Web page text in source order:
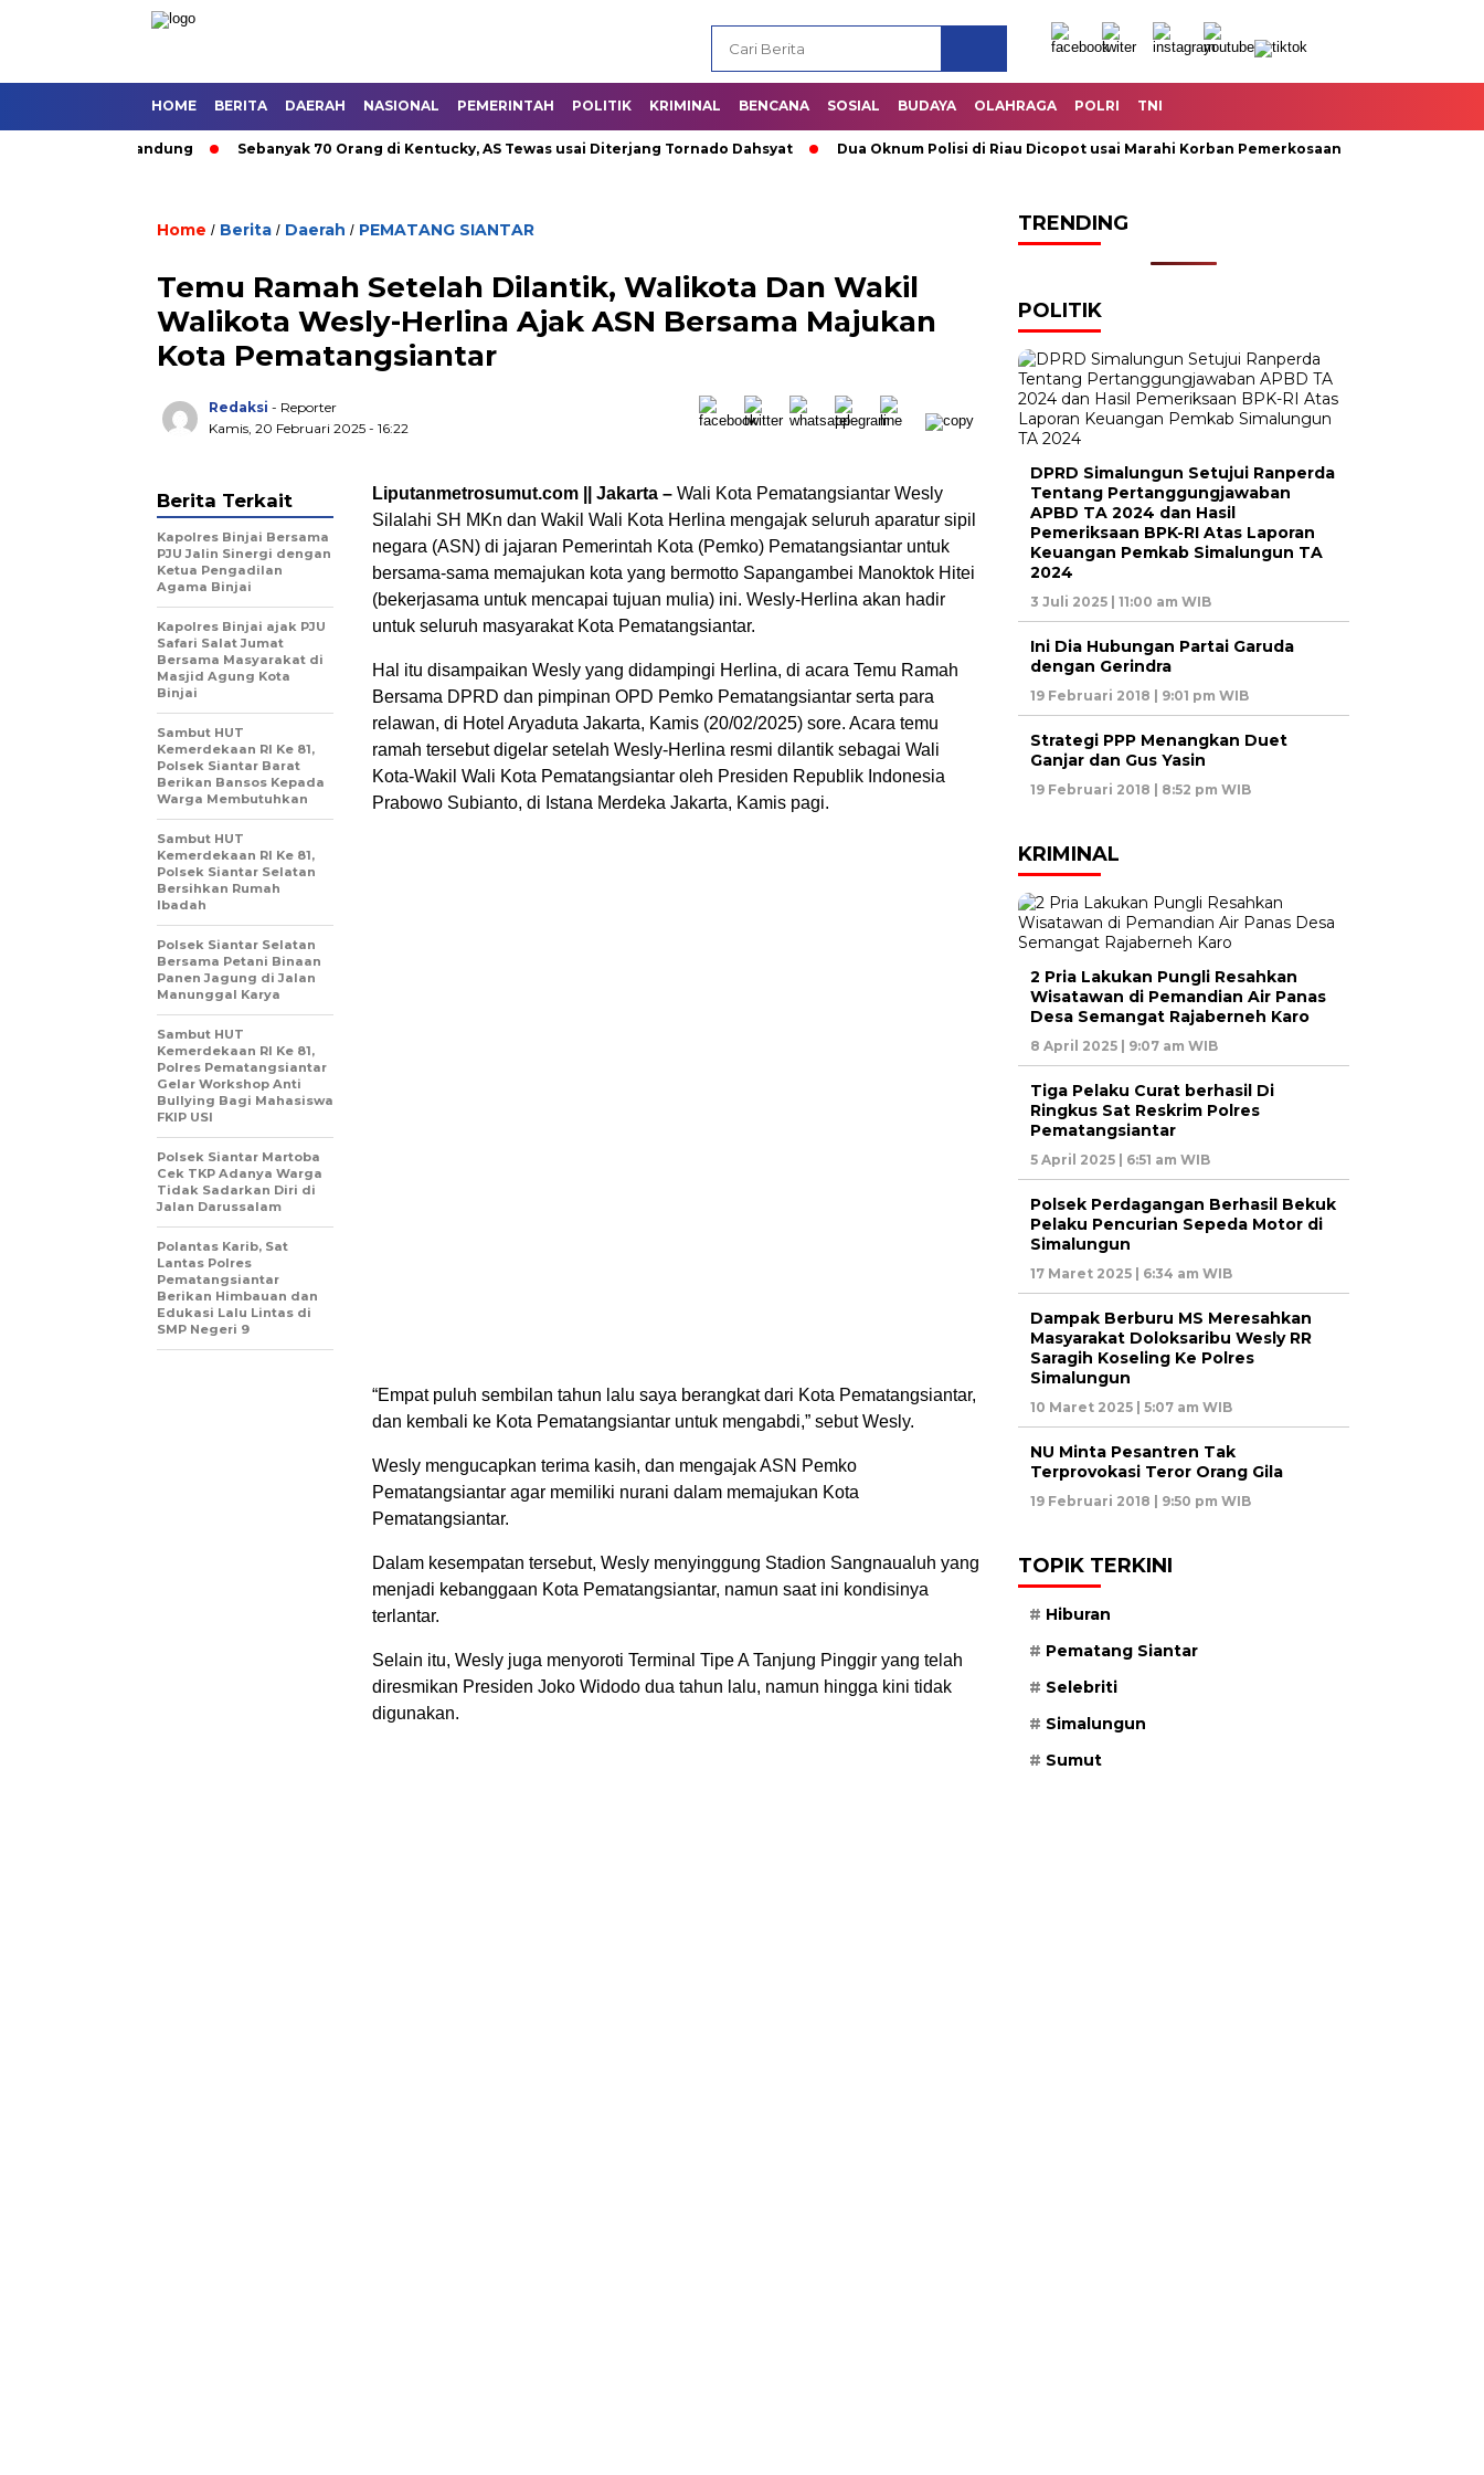
HOME BERITA DAERAH NASIONAL PEMERINTAH POLITIK KRIMINAL BENCANA SOSIAL BUDAYA OLAHRAGA POLRI TNI
di Bandung Sebanyak 70 Orang di Kentucky, AS Tewas usai Diterjang Tornado Dahsyat Dua Oknum Polisi di Riau Dicopot usai Marahi Korban Pemerkosaan Kemendag Cabut
Home / Berita / Daerah / PEMATANG SIANTAR
Temu Ramah Setelah Dilantik, Walikota Dan Wakil
Walikota Wesly-Herlina Ajak ASN Bersama Majukan
Kota Pematangsiantar
Redaksi - Reporter
Kamis, 20 Februari 2025 - 16:22
Liputanmetrosumut.com || Jakarta – Wali Kota Pematangsiantar Wesly
Silalahi SH MKn dan Wakil Wali Kota Herlina mengajak seluruh aparatur sipil
negara (ASN) di jajaran Pemerintah Kota (Pemko) Pematangsiantar untuk
bersama-sama memajukan kota yang bermotto Sapangambei Manoktok Hitei
(bekerjasama untuk mencapai tujuan mulia) ini. Wesly-Herlina akan hadir
untuk seluruh masyarakat Kota Pematangsiantar.
Hal itu disampaikan Wesly yang didampingi Herlina, di acara Temu Ramah
Bersama DPRD dan pimpinan OPD Pemko Pematangsiantar serta para
relawan, di Hotel Aryaduta Jakarta, Kamis (20/02/2025) sore. Acara temu
ramah tersebut digelar setelah Wesly-Herlina resmi dilantik sebagai Wali
Kota-Wakil Wali Kota Pematangsiantar oleh Presiden Republik Indonesia
Prabowo Subianto, di Istana Merdeka Jakarta, Kamis pagi.
“Empat puluh sembilan tahun lalu saya berangkat dari Kota Pematangsiantar,
dan kembali ke Kota Pematangsiantar untuk mengabdi,” sebut Wesly.
Wesly mengucapkan terima kasih, dan mengajak ASN Pemko
Pematangsiantar agar memiliki nurani dalam memajukan Kota
Pematangsiantar.
Dalam kesempatan tersebut, Wesly menyinggung Stadion Sangnaualuh yang
menjadi kebanggaan Kota Pematangsiantar, namun saat ini kondisinya
terlantar.
Selain itu, Wesly juga menyoroti Terminal Tipe A Tanjung Pinggir yang telah
diresmikan Presiden Joko Widodo dua tahun lalu, namun hingga kini tidak
digunakan.
Berita Terkait
Kapolres Binjai Bersama
PJU Jalin Sinergi dengan
Ketua Pengadilan
Agama Binjai
Kapolres Binjai ajak PJU
Safari Salat Jumat
Bersama Masyarakat di
Masjid Agung Kota
Binjai
Sambut HUT
Kemerdekaan RI Ke 81,
Polsek Siantar Barat
Berikan Bansos Kepada
Warga Membutuhkan
Sambut HUT
Kemerdekaan RI Ke 81,
Polsek Siantar Selatan
Bersihkan Rumah
Ibadah
Polsek Siantar Selatan
Bersama Petani Binaan
Panen Jagung di Jalan
Manunggal Karya
Sambut HUT
Kemerdekaan RI Ke 81,
Polres Pematangsiantar
Gelar Workshop Anti
Bullying Bagi Mahasiswa
FKIP USI
Polsek Siantar Martoba
Cek TKP Adanya Warga
Tidak Sadarkan Diri di
Jalan Darussalam
Polantas Karib, Sat
Lantas Polres
Pematangsiantar
Berikan Himbauan dan
Edukasi Lalu Lintas di
SMP Negeri 9
TRENDING
POLITIK
DPRD Simalungun Setujui Ranperda
Tentang Pertanggungjawaban
APBD TA 2024 dan Hasil
Pemeriksaan BPK-RI Atas Laporan
Keuangan Pemkab Simalungun TA
2024
3 Juli 2025 | 11:00 am WIB
Ini Dia Hubungan Partai Garuda
dengan Gerindra
19 Februari 2018 | 9:01 pm WIB
Strategi PPP Menangkan Duet
Ganjar dan Gus Yasin
19 Februari 2018 | 8:52 pm WIB
KRIMINAL
2 Pria Lakukan Pungli Resahkan
Wisatawan di Pemandian Air Panas
Desa Semangat Rajaberneh Karo
8 April 2025 | 9:07 am WIB
Tiga Pelaku Curat berhasil Di
Ringkus Sat Reskrim Polres
Pematangsiantar
5 April 2025 | 6:51 am WIB
Polsek Perdagangan Berhasil Bekuk
Pelaku Pencurian Sepeda Motor di
Simalungun
17 Maret 2025 | 6:34 am WIB
Dampak Berburu MS Meresahkan
Masyarakat Doloksaribu Wesly RR
Saragih Koseling Ke Polres
Simalungun
10 Maret 2025 | 5:07 am WIB
NU Minta Pesantren Tak
Terprovokasi Teror Orang Gila
19 Februari 2018 | 9:50 pm WIB
TOPIK TERKINI
Hiburan
Pematang Siantar
Selebriti
Simalungun
Sumut